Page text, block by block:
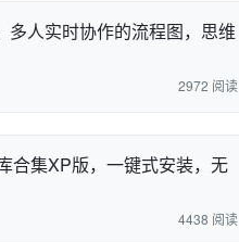
多人实时协作的流程图，思维
2972 阅读
合集XP版，一键式安装，无
4438 阅读